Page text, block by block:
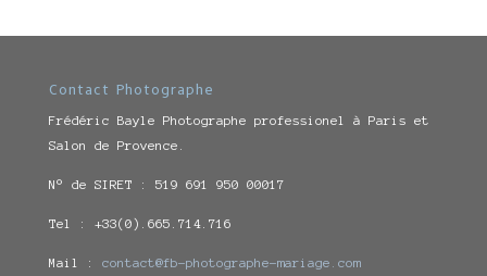
Contact Photographe
Frédéric Bayle Photographe professionel à Paris et
Salon de Provence.
N° de SIRET : 519 691 950 00017
Tel : +33(0).665.714.716
Mail : contact@fb-photographe-mariage.com